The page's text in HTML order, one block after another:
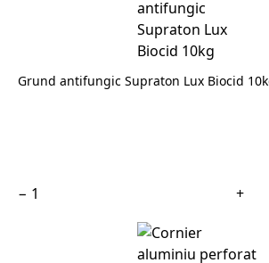
Grund antifungic Supraton Lux Biocid
− +